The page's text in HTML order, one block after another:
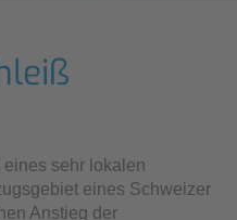
eines sehr lokalen
eines Schweizer
Anstieg der